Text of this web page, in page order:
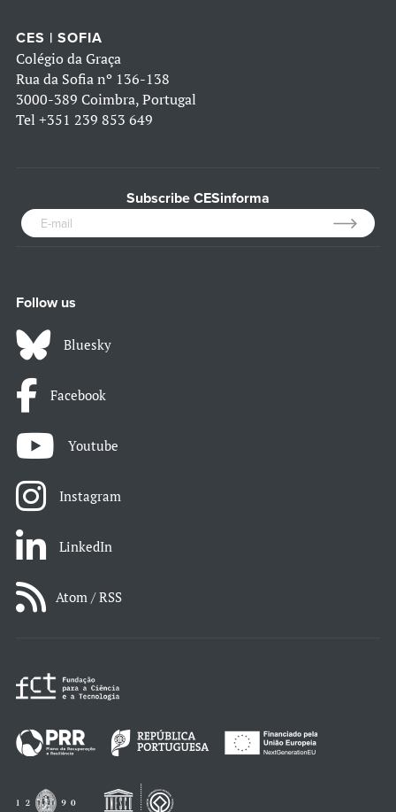
CES | SOFIA
Colégio da Graça
Rua da Sofia nº 136-138
3000-389 Coimbra, Portugal
Tel +351 239 853 649
Subscribe CESinforma
Follow us
Bluesky
Facebook
Youtube
Instagram
LinkedIn
Atom / RSS